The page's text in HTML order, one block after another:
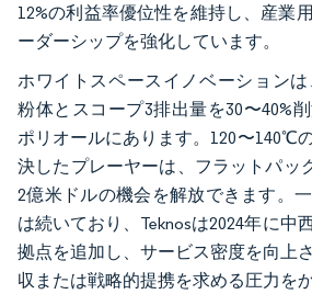
12%の利益率優位性を維持し、産業
ーダーシップを強化しています。
ホワイトスペースイノベーション
粉体とスコープ3排出量を30〜40%
ポリオールにあります。120〜140℃
決したプレーヤーは、フラットパッ
2億米ドルの機会を解放できます。
は続いており、Teknosは2024年に中
拠点を追加し、サービス密度を向上
収または戦略的提携を求める圧力を